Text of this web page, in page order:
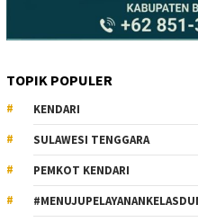
TOPIK POPULER
KENDARI
SULAWESI TENGGARA
PEMKOT KENDARI